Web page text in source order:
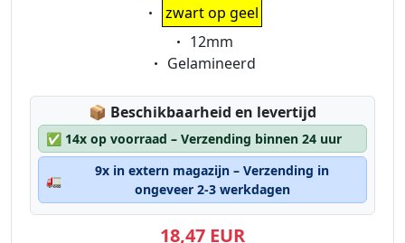
Eigenschaft:
zwart op geel
Eigenschaft:
12mm
Eigenschaft:
Gelamineerd
📦 Lagerstatus:
Beschikbaarheid en levertijd
✅ 14x op voorraad – Verzending binnen 24 uur
🚛
9x in extern magazijn – Verzending in
ongeveer 2-3 werkdagen
18,47 EUR